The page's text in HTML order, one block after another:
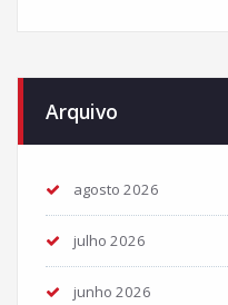
Arquivo
agosto 2026
julho 2026
junho 2026